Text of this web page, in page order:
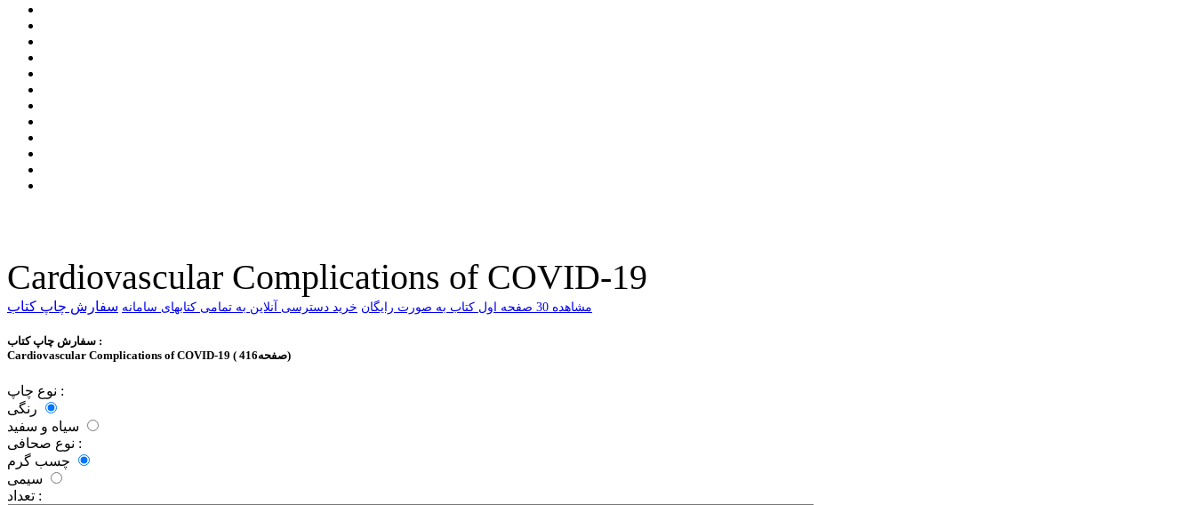
Cardiovascular Complications of COVID-19
ﻣﺸﺎﻫﺪﻩ 30 ﺻﻔﺤﻪ اﻭﻝ ﮐﺘﺎﺏ ﺑﻪ ﺻﻮﺭﺕ ﺭاﯾﮕﺎﻥ خرید دسترسی آنلاین به تمامی کتابهای سامانه سفارش چاپ کتاب
سفارش چاپ کتاب :
Cardiovascular Complications of COVID-19 ( 416صفحه)
نوع چاپ :
رنگی
سیاه و سفید
نوع صحافی :
تعداد :